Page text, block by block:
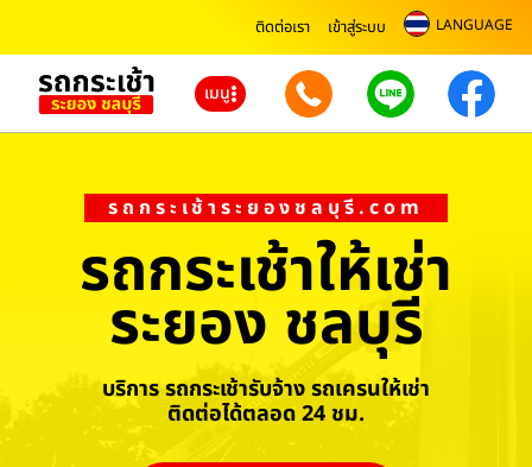
ติดต่อเรา เข้าสู่ระบบ LANGUAGE
เมนู
รถกระเช้าระยองชลบุรี.com
รถกระเช้าให้เช่า
ระยอง ชลบุรี
บริการ รถกระเช้ารับจ้าง รถเครนให้เช่า
ติดต่อได้ตลอด 24 ชม.